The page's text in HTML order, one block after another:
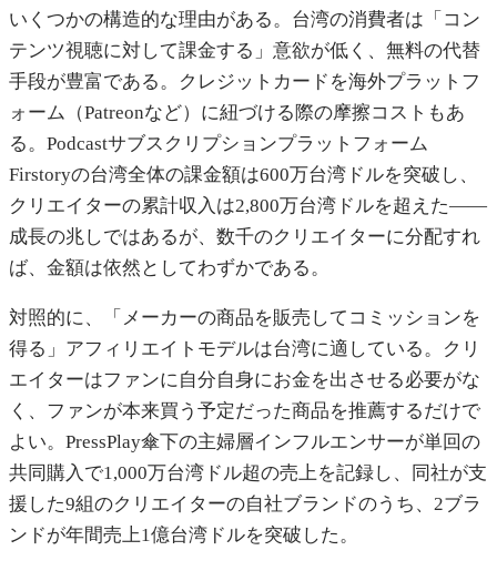
いくつかの構造的な理由がある。台湾の消費者は「コン
テンツ視聴に対して課金する」意欲が低く、無料の代替
手段が豊富である。クレジットカードを海外プラットフ
ォーム（Patreonなど）に紐づける際の摩擦コストもあ
る。Podcastサブスクリプションプラットフォーム
Firstoryの台湾全体の課金額は600万台湾ドルを突破し、
クリエイターの累計収入は2,800万台湾ドルを超えた——
成長の兆しではあるが、数千のクリエイターに分配すれ
ば、金額は依然としてわずかである。
対照的に、「メーカーの商品を販売してコミッションを
得る」アフィリエイトモデルは台湾に適している。クリ
エイターはファンに自分自身にお金を出させる必要がな
く、ファンが本来買う予定だった商品を推薦するだけで
よい。PressPlay傘下の主婦層インフルエンサーが単回の
共同購入で1,000万台湾ドル超の売上を記録し、同社が支
援した9組のクリエイターの自社ブランドのうち、2ブラ
ンドが年間売上1億台湾ドルを突破した。